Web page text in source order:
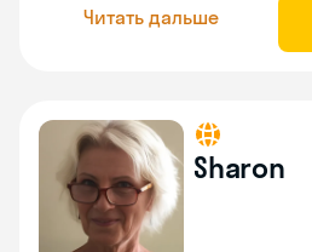
Читать дальше
Sharon